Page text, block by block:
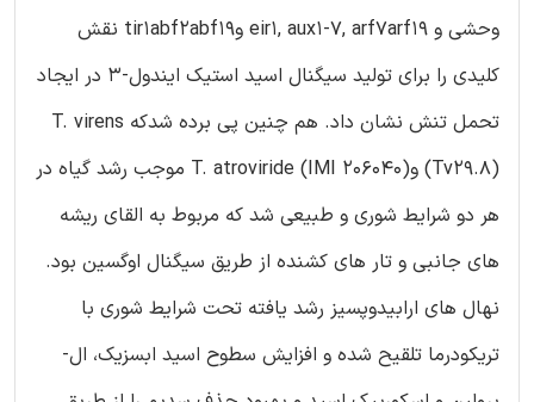
وحشی و eir1, aux1-7, arf7arf19 وtir1abf2abf19 نقش
کلیدی را برای تولید سیگنال اسید استیک ایندول-3 در ایجاد
تحمل تنش نشان داد. هم چنین پی برده شدکه T. virens
(Tv29.8) وT. atroviride (IMI 206040) موجب رشد گیاه در
هر دو شرایط شوری و طبیعی شد که مربوط به القای ریشه
های جانبی و تار های کشنده از طریق سیگنال اوگسین بود.
نهال های ارابیدوپسیز رشد یافته تحت شرایط شوری با
تریکودرما تلقیح شده و افزایش سطوح اسید ابسزیک، ال-